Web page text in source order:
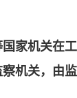
家机关在
机关，由监